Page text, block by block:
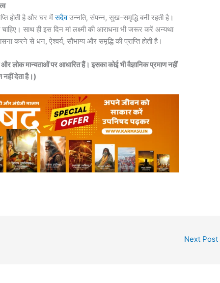
होती है और घर मेंसदैवउन्नति, संपन्न, सुख-समृद्धि बनी रहती है।
साथ ही इस दिन मां लक्ष्मी की आराधना भी जरूर करें अन्यथा
करने से धन, ऐश्वर्य, सौभाग्य और समृद्धि की प्राप्ति होती है।
लोक मान्यताओं पर आधारित हैं। इसका कोई भी वैज्ञानिक प्रमाण नहीं
देता है।)
Next Post